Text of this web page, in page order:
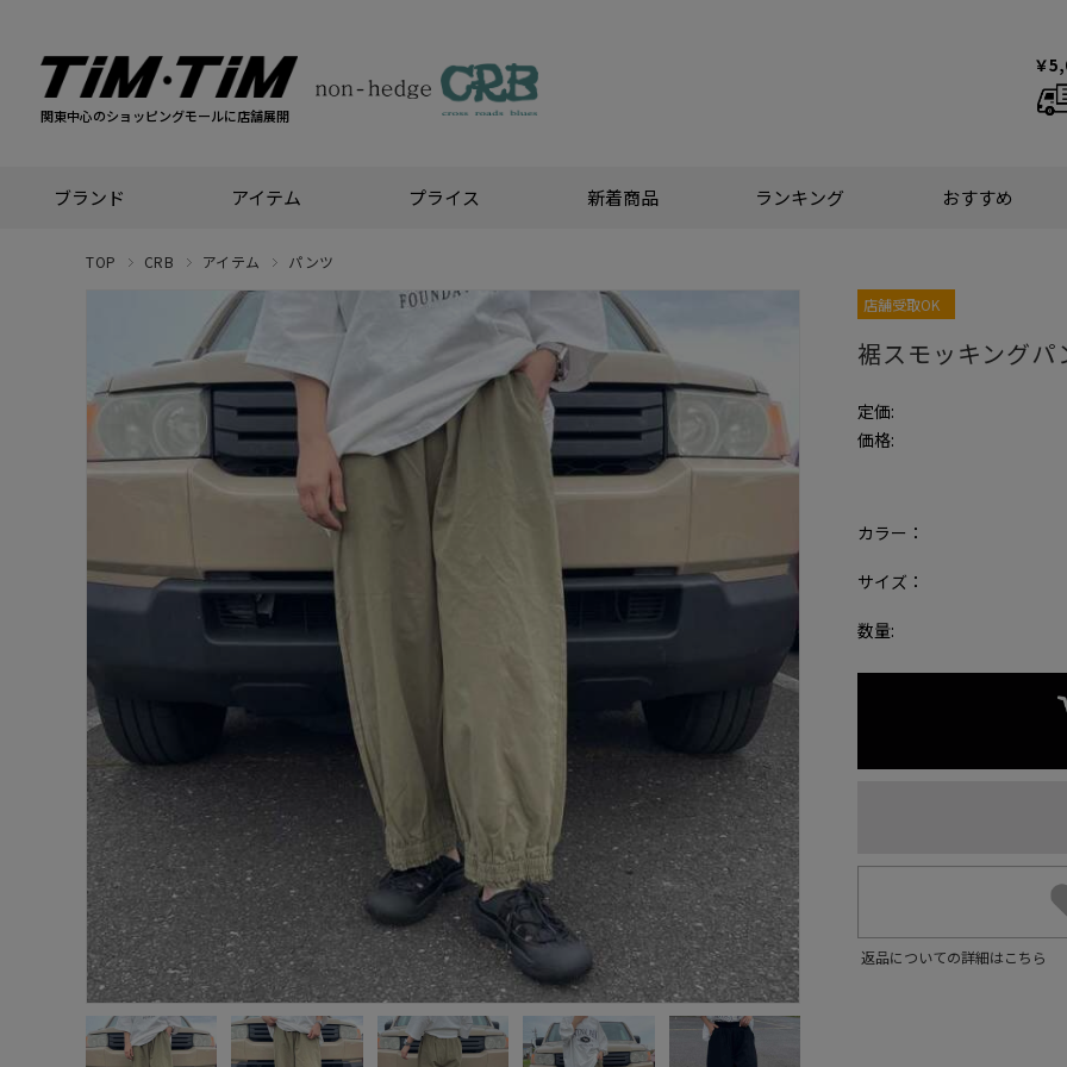
関東中心のショッピングモールに店舗展開
￥
ブランド アイテム プライス 新着商品 ランキング おすすめ
TOP CRB アイテム パンツ
店舗受取OK
裾スモッキングパ
定価:
価格:
カラー：
サイズ：
数量:
返品についての詳細はこちら